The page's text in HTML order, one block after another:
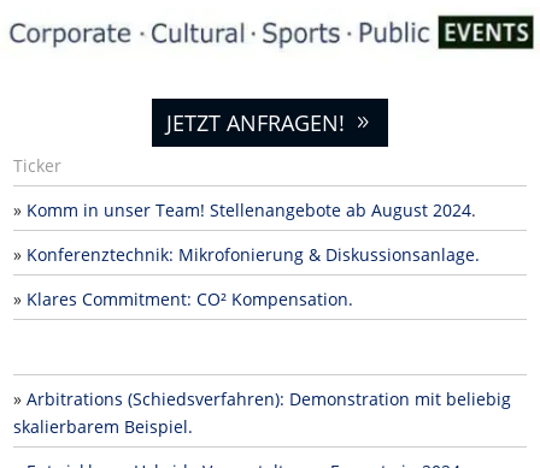
JETZT ANFRAGEN!
Ticker
» Komm in unser Team! Stellenangebote ab August 2024.
» Konferenztechnik: Mikrofonierung & Diskussionsanlage.
» Klares Commitment: CO² Kompensation.
»Arbitrations (Schiedsverfahren): Demonstration mit beliebig
skalierbarem Beispiel.